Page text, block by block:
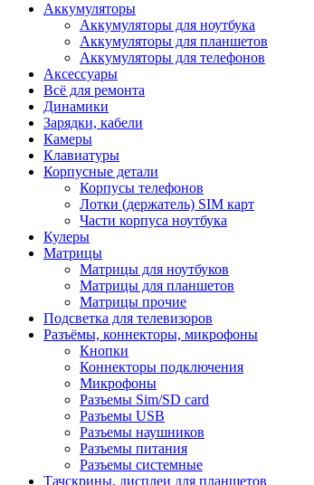
Аккумуляторы
Аккумуляторы для ноутбука
Аккумуляторы для планшетов
Аккумуляторы для телефонов
Аксессуары
Всё для ремонта
Динамики
Зарядки, кабели
Камеры
Клавиатуры
Корпусные детали
Корпусы телефонов
Лотки (держатель) SIM карт
Части корпуса ноутбука
Кулеры
Матрицы
Матрицы для ноутбуков
Матрицы для планшетов
Матрицы прочие
Подсветка для телевизоров
Разъёмы, коннекторы, микрофоны
Кнопки
Коннекторы подключения
Микрофоны
Разъемы Sim/SD card
Разъемы USB
Разъемы наушников
Разъемы питания
Разъемы системные
Тачскрины, дисплеи для планшетов